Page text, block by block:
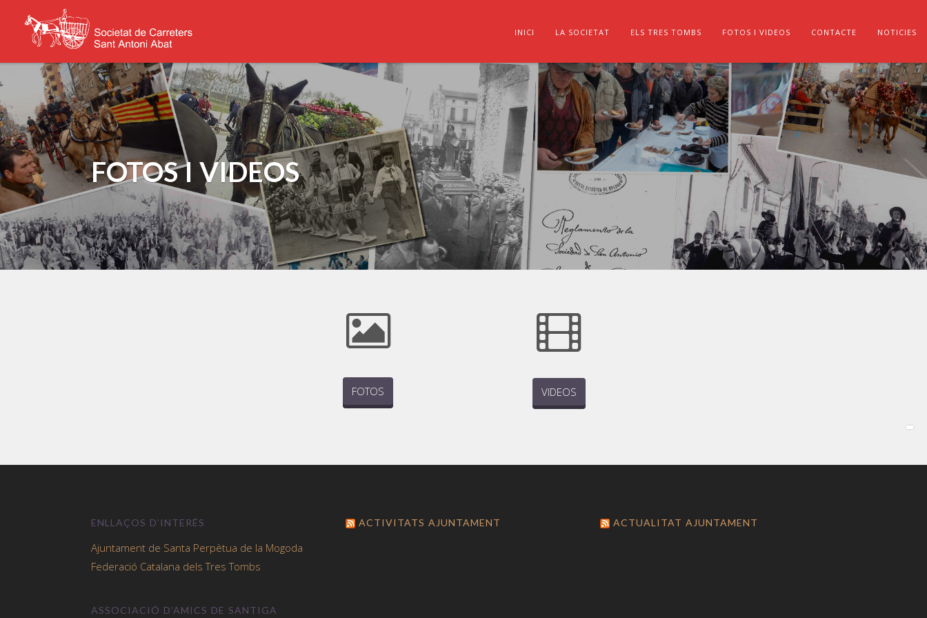
INICI LA SOCIETAT ELS TRES TOMBS FOTOS I VIDEOS CONTACTE NOTICIES
FOTOS I VIDEOS
FOTOS VIDEOS
ENLLAÇOS D’INTERÉS
Ajuntament de Santa Perpètua de la Mogoda
Federació Catalana dels Tres Tombs
ASSOCIACIÓ D’AMICS DE SANTIGA
ACTIVITATS AJUNTAMENT ACTUALITAT AJUNTAMENT